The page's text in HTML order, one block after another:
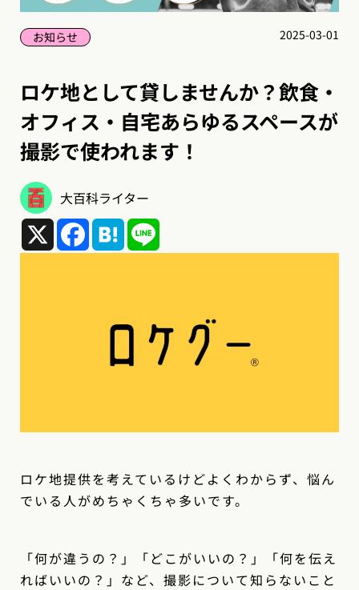
お知らせ 2025-03-01
ロケ地として貸しませんか？飲食・
オフィス・自宅あらゆるスペースが
撮影で使われます！
大百科ライター
X
Facebook
Hatena
ロケ地提供を考えているけどよくわからず、悩ん
でいる人がめちゃくちゃ多いです。
「何が違うの？」「どこがいいの？」「何を伝え
ればいいの？」など、撮影について知らないこと